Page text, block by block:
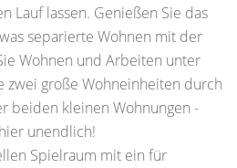
Lauf lassen. Genießen Sie das
separierte Wohnen mit der
Wohnen und Arbeiten unter
zwei große Wohneinheiten durch
beiden kleinen Wohnungen -
unendlich!
Spielraum mit ein für